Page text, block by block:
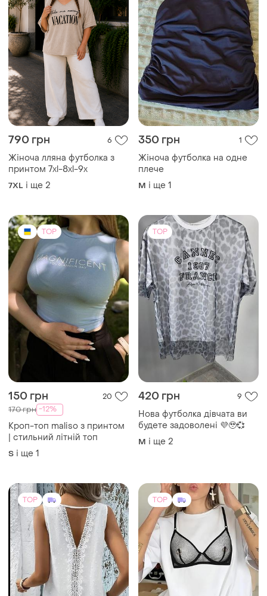
790 грн 6
Жіноча лляна футболка з
принтом 7xl-8xl-9x
7XL і ще 2
350 грн 1
Жіноча футболка на одне
плече
M і ще 1
TOP
150 грн 20
170 грн -12%
Кроп-топ maliso з принтом
| стильний літній топ
S і ще 1
TOP
420 грн 9
Нова футболка дівчата ви
будете задоволені 💜🥹💞
M і ще 2
TOP TOP